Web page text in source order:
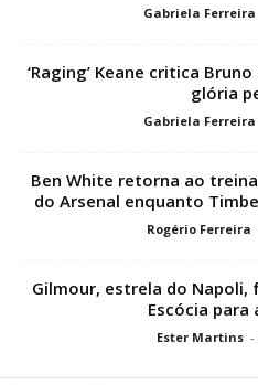
Gabriela Ferreira
‘Raging’ Keane critica
glória
Gabriela Ferreira
Ben White retorna ao
do Arsenal enquanto
Rogério Ferreira
Gilmour, estrela do Napoli,
Escócia para
Ester Martins -